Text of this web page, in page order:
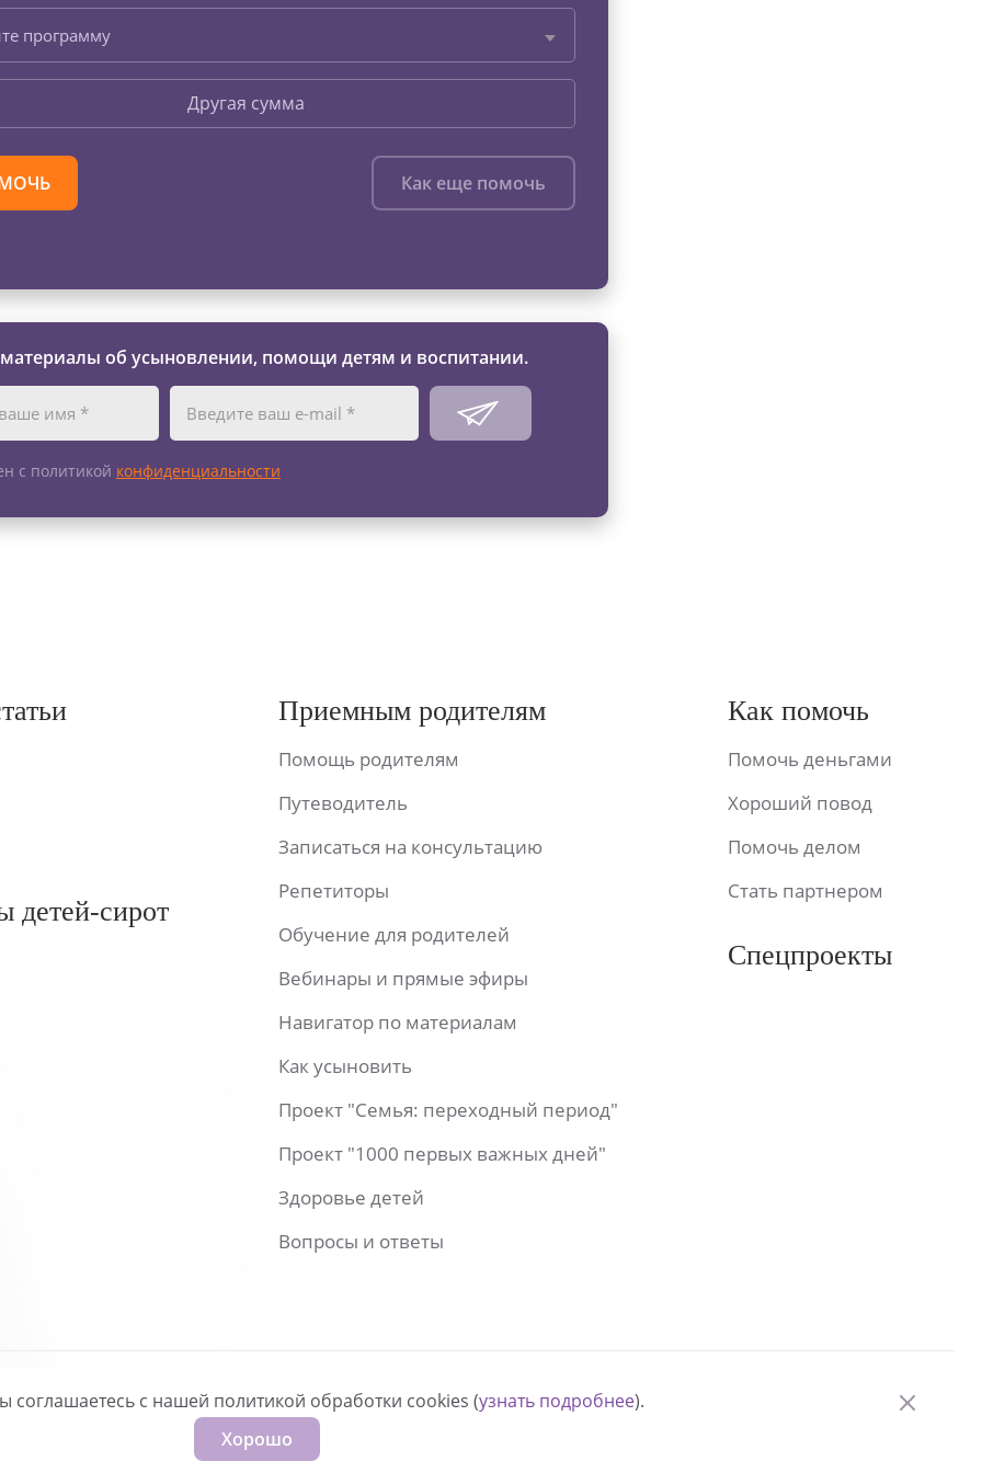
программу
Другая сумма
Как еще помочь
об усыновлении, помощи детям и воспитании.
с политикой конфиденциальности
детей-сирот
Приемным родителям
Помощь родителям
Путеводитель
Записаться на консультацию
Репетиторы
Обучение для родителей
Вебинары и прямые эфиры
Навигатор по материалам
Как усыновить
Проект "Семья: переходный период"
Проект "1000 первых важных дней"
Здоровье детей
Вопросы и ответы
Как помочь
Помочь деньгами
Хороший повод
Помочь делом
Стать партнером
Спецпроекты
соглашаетесь с нашей политикой обработки cookies (узнать подробнее).
Хорошо